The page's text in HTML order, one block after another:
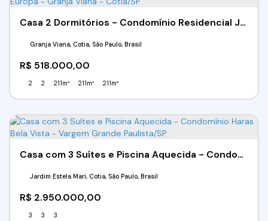
Casa 2 Dormitórios - Condomínio Residencial Jardim Europa - Granja Viana - Cotia/SP
R$ 518.000,00
Granja Viana, Cotia, São Paulo, Brasil
2 2 211m² 211m² 211m²
Casa com 3 Suítes e Piscina Aquecida - Condomínio Haras Bela Vista - Vargem Grande Paulista/SP
R$ 2.950.000,00
Jardim Estela Mari, Cotia, São Paulo, Brasil
3 3 3